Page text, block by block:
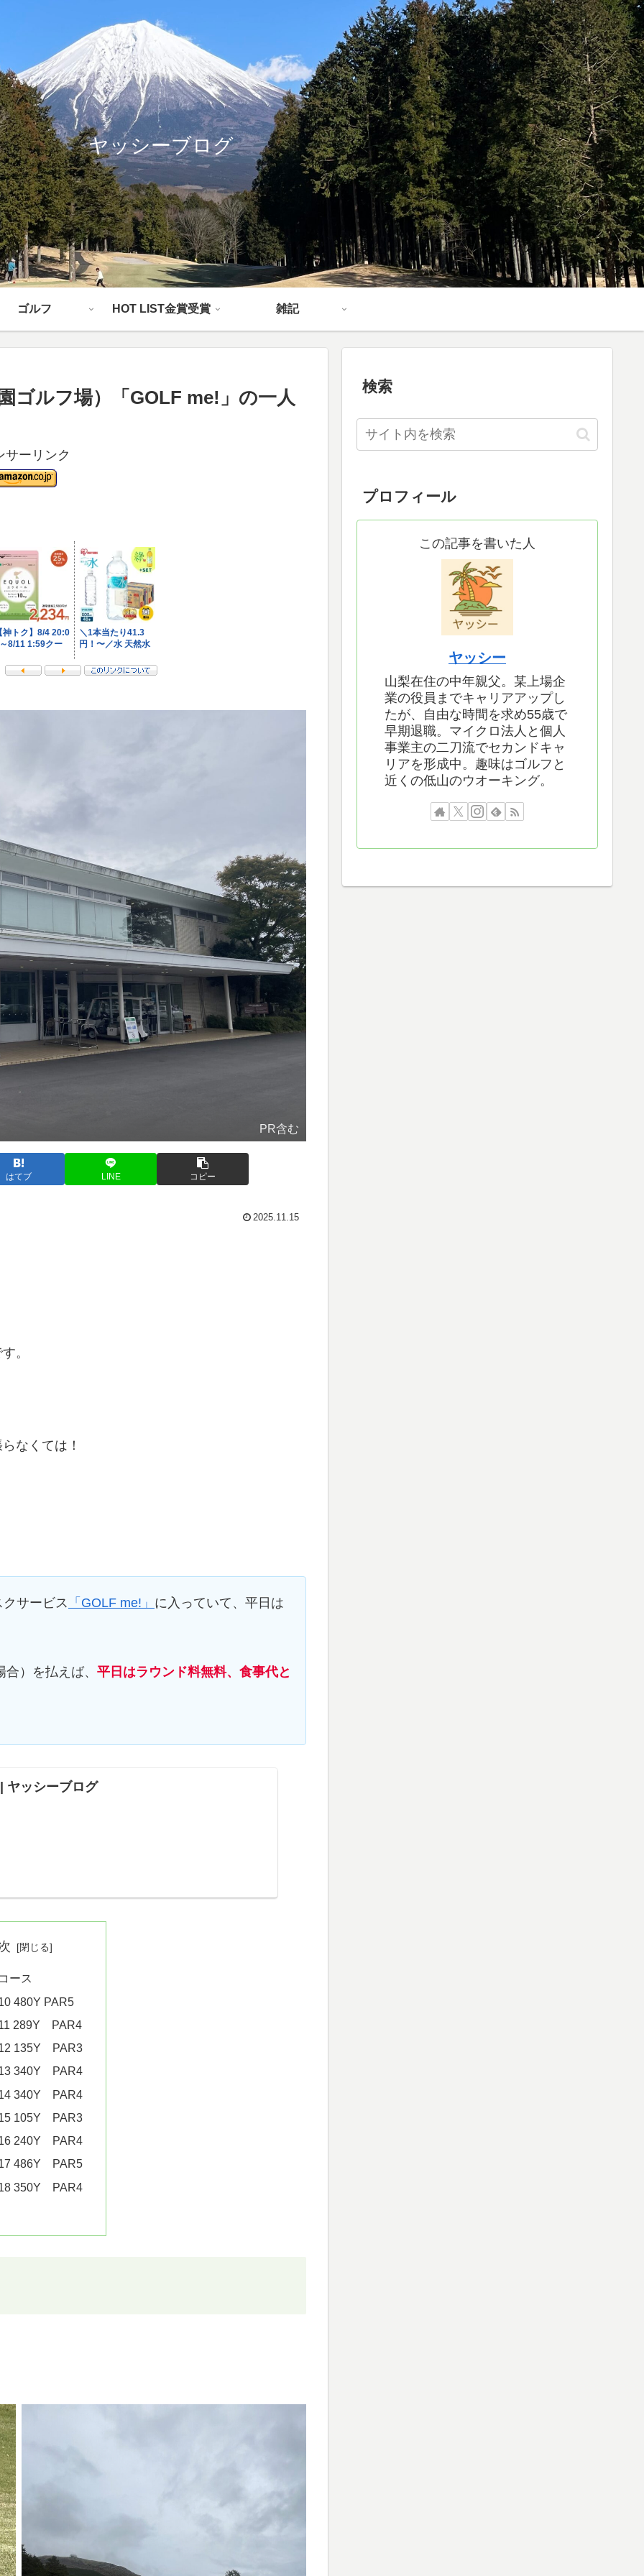
ヤッシーブログ
ゴルフ HOT LIST金賞受賞 雑記
ゴルフ場）「GOLF me!」の一人
サーリンク
PR含む
はてブ LINE コピー
2025.11.15
。
なくては！
サービス 「GOLF me!」 に入っていて、平日は
）を払えば、 平日はラウンド料無料、食事代と
ヤッシーブログ
ース
480Y PAR5
289Y PAR4
135Y PAR3
340Y PAR4
340Y PAR4
105Y PAR3
240Y PAR4
486Y PAR5
350Y PAR4
検索
プロフィール
この記事を書いた人
ヤッシー
山梨在住の中年親父。某上場企
業の役員までキャリアアップし
たが、自由な時間を求め55歳で
早期退職。マイクロ法人と個人
事業主の二刀流でセカンドキャ
リアを形成中。趣味はゴルフと
近くの低山のウオーキング。